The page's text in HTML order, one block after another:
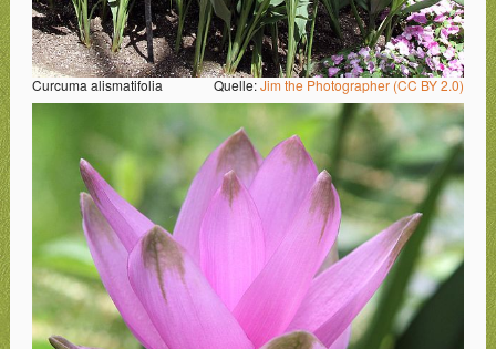
Curcuma alismatifolia Quelle:Jim the Photographer (CC BY 2.0)